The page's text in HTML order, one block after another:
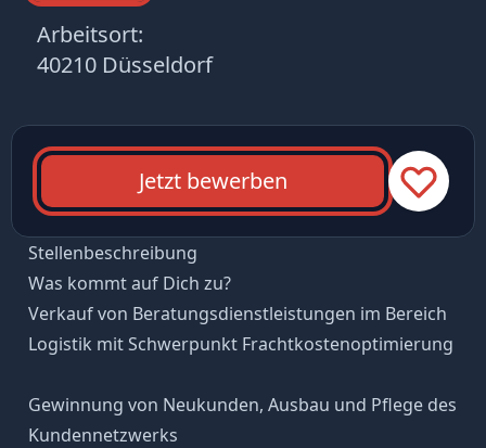
Arbeitsort:
40210 Düsseldorf
Jetzt bewerben
Stellenbeschreibung
Was kommt auf Dich zu?
Verkauf von Beratungsdienstleistungen im Bereich
Logistik mit Schwerpunkt Frachtkostenoptimierung
Gewinnung von Neukunden, Ausbau und Pflege des
Kundennetzwerks